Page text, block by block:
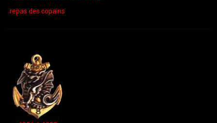
repas des copains